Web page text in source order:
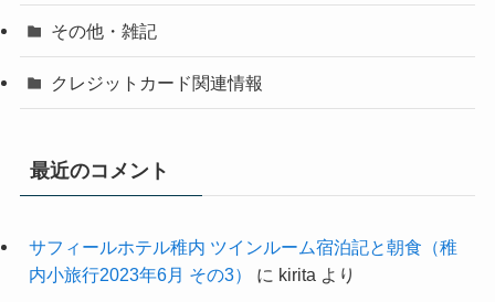
その他・雑記
クレジットカード関連情報
最近のコメント
サフィールホテル稚内 ツインルーム宿泊記と朝食（稚
内小旅行2023年6月 その3）
に kirita より